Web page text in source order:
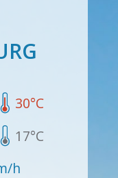
30°C
17°C
h